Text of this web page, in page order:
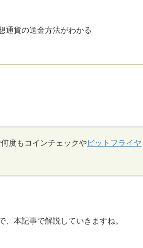
通貨の送金方法がわかる
度もコインチェックや ビットフライヤ
本記事で解説していきますね。